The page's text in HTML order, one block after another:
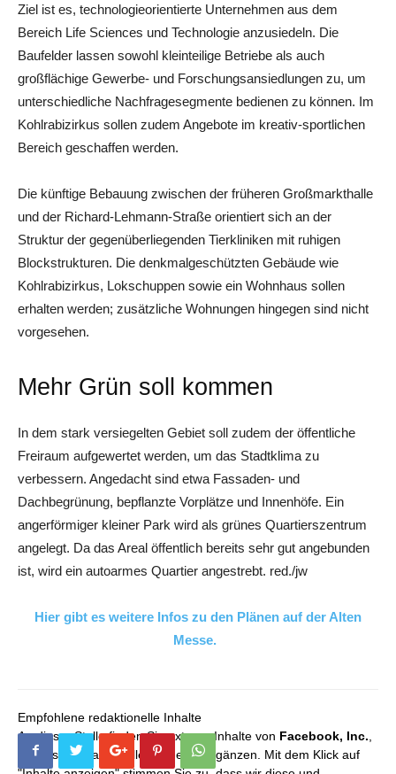
Ziel ist es, technologieorientierte Unternehmen aus dem
Bereich Life Sciences und Technologie anzusiedeln. Die
Baufelder lassen sowohl kleinteilige Betriebe als auch
großflächige Gewerbe- und Forschungsansiedlungen zu, um
unterschiedliche Nachfragesegmente bedienen zu können. Im
Kohlrabizirkus sollen zudem Angebote im kreativ-sportlichen
Bereich geschaffen werden.
Die künftige Bebauung zwischen der früheren Großmarkthalle
und der Richard-Lehmann-Straße orientiert sich an der
Struktur der gegenüberliegenden Tierkliniken mit ruhigen
Blockstrukturen. Die denkmalgeschützten Gebäude wie
Kohlrabizirkus, Lokschuppen sowie ein Wohnhaus sollen
erhalten werden; zusätzliche Wohnungen hingegen sind nicht
vorgesehen.
Mehr Grün soll kommen
In dem stark versiegelten Gebiet soll zudem der öffentliche
Freiraum aufgewertet werden, um das Stadtklima zu
verbessern. Angedacht sind etwa Fassaden- und
Dachbegrünung, bepflanzte Vorplätze und Innenhöfe. Ein
angerförmiger kleiner Park wird als grünes Quartierszentrum
angelegt. Da das Areal öffentlich bereits sehr gut angebunden
ist, wird ein autoarmes Quartier angestrebt. red./jw
Hier gibt es weitere Infos zu den Plänen auf der Alten
Messe.
Empfohlene redaktionelle Inhalte
An dieser Stelle finden Sie externe Inhalte von Facebook, Inc.
die unser redaktionelles Angebot ergänzen. Mit dem Klick auf